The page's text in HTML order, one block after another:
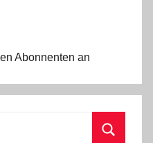
Abonnenten an